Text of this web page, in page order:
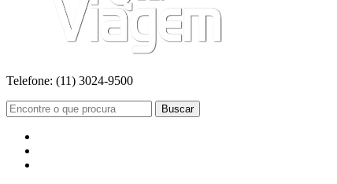
Telefone: (11) 3024-9500
Buscar